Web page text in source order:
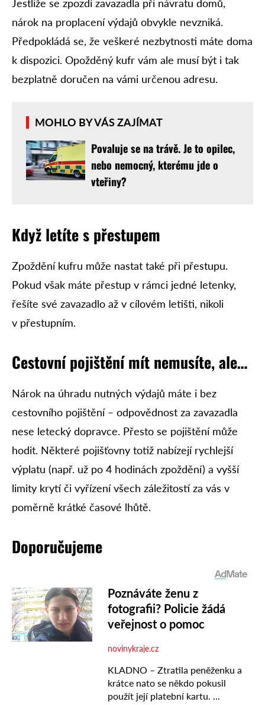
Jestliže se zpozdí zavazadla při návratu domů,
nárok na proplacení výdajů obvykle nevzniká.
Předpokládá se, že veškeré nezbytnosti máte doma
k dispozici. Opožděný kufr vám ale musí být i tak
bezplatně doručen na vámi určenou adresu.
MOHLO BY VÁS ZAJÍMAT
Povaluje se na trávě. Je to opilec,
nebo nemocný, kterému jde o
vteřiny?
Když letíte s přestupem
Zpoždění kufru může nastat také při přestupu.
Pokud však máte přestup v rámci jedné letenky,
řešíte své zavazadlo až v cílovém letišti, nikoli
v přestupním.
Cestovní pojištění mít nemusíte, ale…
Nárok na úhradu nutných výdajů máte i bez
cestovního pojištění – odpovědnost za zavazadla
nese letecký dopravce. Přesto se pojištění může
hodit. Některé pojišťovny totiž nabízejí rychlejší
výplatu (např. už po 4 hodinách zpoždění) a vyšší
limity krytí či vyřízení všech záležitostí za vás v
poměrně krátké časové lhůtě.
Doporučujeme